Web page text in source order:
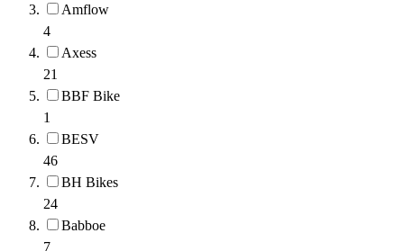
Amflow
4
Axess
21
BBF Bike
1
BESV
46
BH Bikes
24
Babboe
7